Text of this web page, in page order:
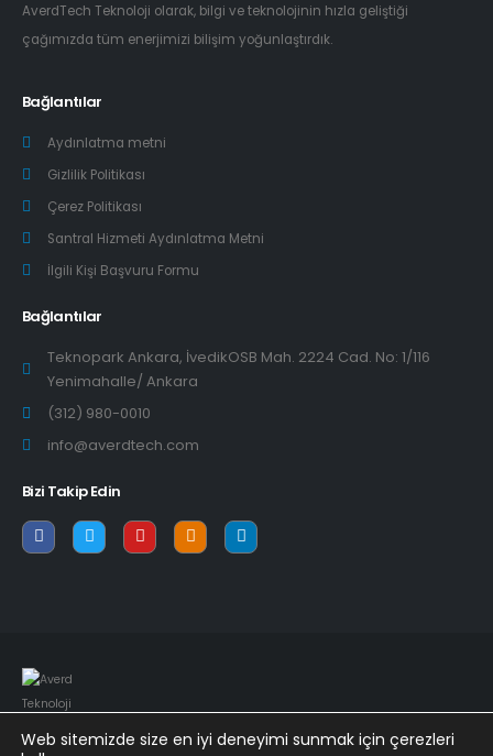
AverdTech Teknoloji olarak, bilgi ve teknolojinin hızla geliştiği
çağımızda tüm enerjimizi bilişim yoğunlaştırdık.
Bağlantılar
Aydınlatma metni
Gizlilik Politikası
Çerez Politikası
Santral Hizmeti Aydınlatma Metni
İlgili Kişi Başvuru Formu
Bağlantılar
Teknopark Ankara, İvedikOSB Mah. 2224 Cad. No: 1/116
Yenimahalle/ Ankara
(312) 980-0010
info@averdtech.com
Bizi Takip Edin
Web sitemizde size en iyi deneyimi sunmak için çerezleri